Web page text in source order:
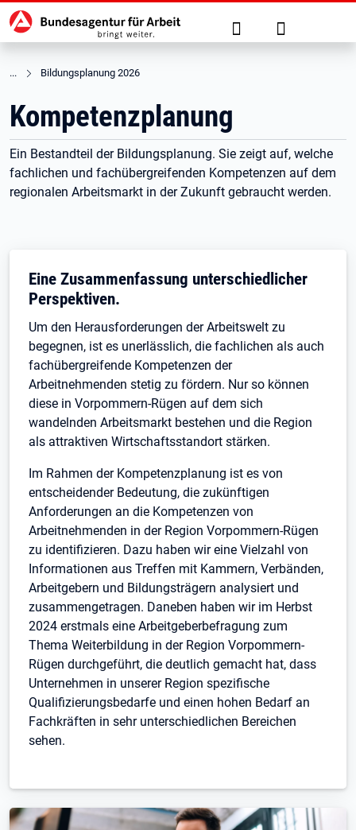
zu den Hauptinhalten springen
Hauptnavigation Suche Anmelden
Bildungsplanung 2026
Kompetenzplanung
Ein Bestandteil der Bildungsplanung. Sie zeigt auf, welche
fachlichen und fachübergreifenden Kompetenzen auf dem
regionalen Arbeitsmarkt in der Zukunft gebraucht werden.
Eine Zusammenfassung unterschiedlicher
Perspektiven.
Um den Herausforderungen der Arbeitswelt zu
begegnen, ist es unerlässlich, die fachlichen als auch
fachübergreifende Kompetenzen der
Arbeitnehmenden stetig zu fördern. Nur so können
diese in Vorpommern-Rügen auf dem sich
wandelnden Arbeitsmarkt bestehen und die Region
als attraktiven Wirtschaftsstandort stärken.
Im Rahmen der Kompetenzplanung ist es von
entscheidender Bedeutung, die zukünftigen
Anforderungen an die Kompetenzen von
Arbeitnehmenden in der Region Vorpommern-Rügen
zu identifizieren. Dazu haben wir eine Vielzahl von
Informationen aus Treffen mit Kammern, Verbänden,
Arbeitgebern und Bildungsträgern analysiert und
zusammengetragen. Daneben haben wir im Herbst
2024 erstmals eine Arbeitgeberbefragung zum
Thema Weiterbildung in der Region Vorpommern-
Rügen durchgeführt, die deutlich gemacht hat, dass
Unternehmen in unserer Region spezifische
Qualifizierungsbedarfe und einen hohen Bedarf an
Fachkräften in sehr unterschiedlichen Bereichen
sehen.